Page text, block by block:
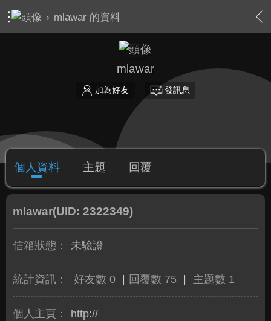
› mlawar 的資料
mlawar
加為好友 發訊息
個人資料 主題 回覆
mlawar(UID: 2322349)
信箱狀態： 未驗證
統計資訊： 好友數 0 回覆數 75 主題數 1
個人主頁： http://